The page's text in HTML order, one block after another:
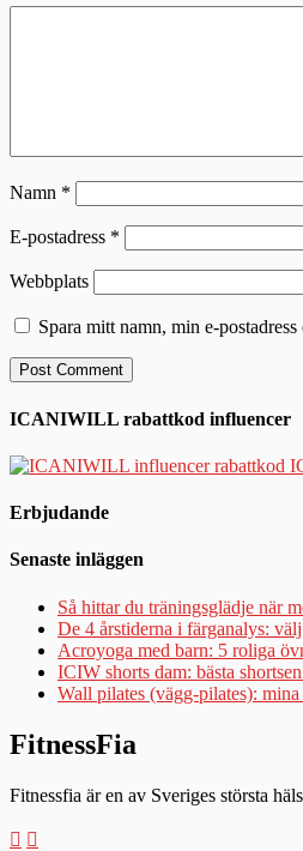
Namn *
E-postadress *
Webbplats
Spara mitt namn, min e-
ICANIWILL rabattkod influencer
Erbjudande
Senaste inläggen
Så hittar du träningsglädje när
De 4 årstiderna i färganalys:
Acroyoga med barn: 5 roliga
ICIW shorts dam: bästa
Wall pilates (vägg-pilates):
FitnessFia
Fitnessfia är en av Sveriges största